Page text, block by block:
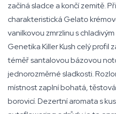
začíná sladce a končí zemitě.
charakteristická Gelato
vanilkovou zmrzlinu s
Genetika Killer Kush celý profil
téměř santalovou bázovou
jednorozměrné sladkosti.
místnost zaplní bohatá,
borovicí. Dezertní aromata s